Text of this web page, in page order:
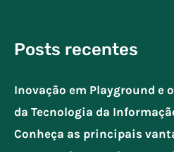
Posts recentes
Inovação em Playground e
da Tecnologia da
Conheça as principais